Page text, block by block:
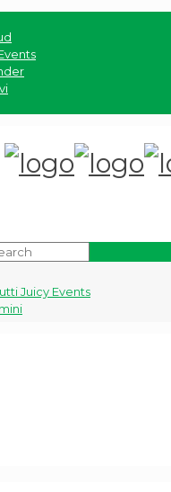
Juicy Events